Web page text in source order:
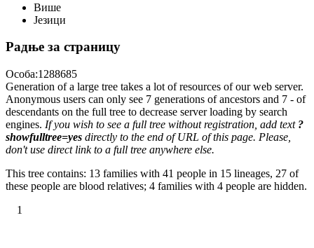
Више
Језици
Радње за страницу
Особа:1288685
Generation of a large tree takes a lot of resources of our web server.
Anonymous users can only see 7 generations of ancestors and 7 - of
descendants on the full tree to decrease server loading by search
engines. If you wish to see a full tree without registration, add text ?
showfulltree=yes directly to the end of URL of this page. Please,
don't use direct link to a full tree anywhere else.
This tree contains: 13 families with 41 people in 15 lineages, 27 of
these people are blood relatives; 4 families with 4 people are hidden.
1